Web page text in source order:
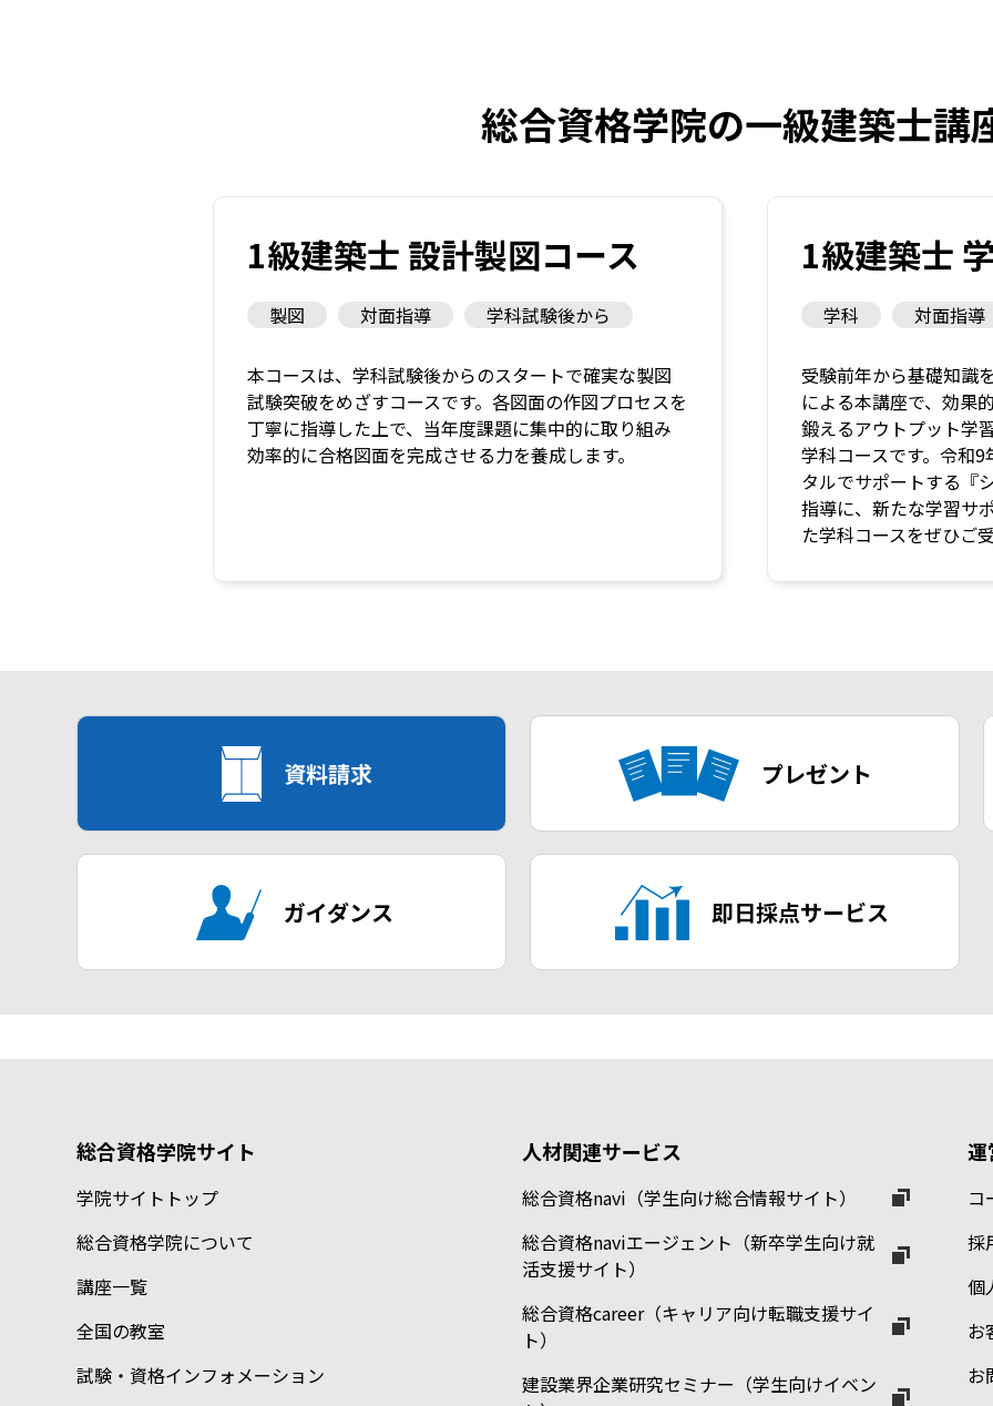
総合資格学院の一級建築士講
1級建築士 設計製図コース
製図 対面指導 学科試験後から
本コースは、学科試験後からのスタートで確実な製図
試験突破をめざすコースです。各図面の作図プロセスを
丁寧に指導した上で、当年度課題に集中的に取り組み
効率的に合格図面を完成させる力を養成します。
1級建築士
学科 対面指導
受験前年から基礎知識
による本講座で、効果
鍛えるアウトプット学
学科コースです。令和
タルでサポートする『
指導に、新たな学習サ
た学科コースをぜひご
資料請求 プレゼント
ガイダンス 即日採点サービス
総合資格学院サイト
学院サイトトップ
総合資格学院について
講座一覧
全国の教室
試験・資格インフォメーション
人材関連サービス
総合資格navi（学生向け総合情報サイト）
総合資格naviエージェント（新卒学生向け就
活支援サイト）
総合資格career（キャリア向け転職支援サイ
ト）
建設業界企業研究セミナー（学生向けイベン
コ
採
個
お
お